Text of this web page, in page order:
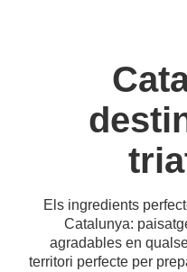
Els ingredients
Catalunya:
agradables en
territori perfecte per